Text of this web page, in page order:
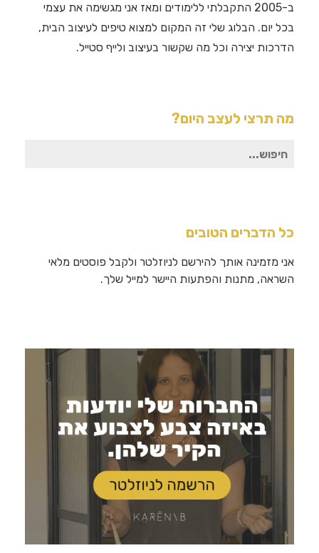
ב-2005 התקבלתי ללימודים ומאז אני מגשימה את עצמי
בכל יום. הבלוג שלי זה המקום למצוא טיפים לעיצוב הבית,
הדרכות יצירה וכל מה שקשור בעיצוב ולייף סטייל.
מה תרצי לעצב היום?
חיפוש
כל הדברים הטובים
אני מזמינה אותך להירשם לניוזלטר ולקבל פוסטים מלאי
השראה, מתנות והפתעות היישר למייל שלך.